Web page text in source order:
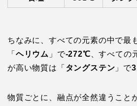
ちなみに、すべての元素の中で最
「 ヘリウム 」で-272℃ 、すべての
が高い物質は「 タングステン 」で
物質ごとに、融点が全然違うこと